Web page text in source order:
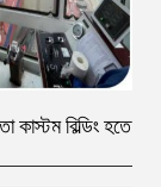
বিল্ডিং হতে